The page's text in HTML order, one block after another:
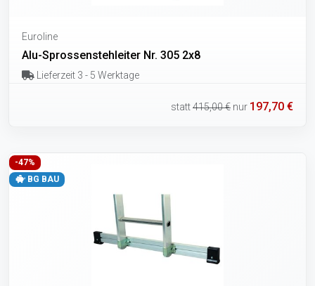
Euroline
Alu-Sprossenstehleiter Nr. 305 2x8
Lieferzeit 3 - 5 Werktage
statt415,00 € nur 197,70 €
-47%
BG BAU